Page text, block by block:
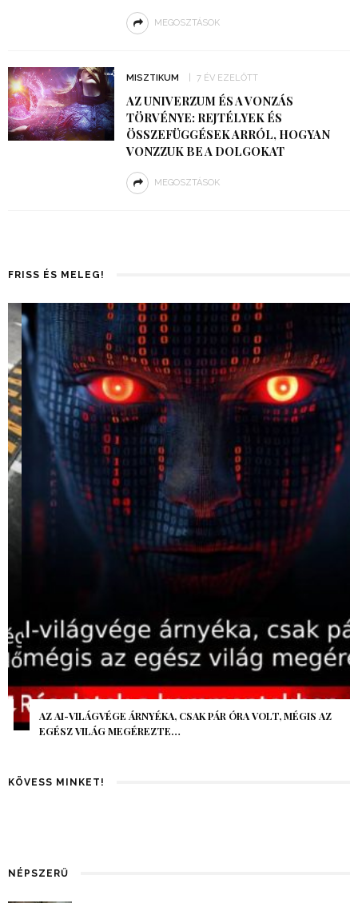
MEGOSZTÁSOK
MISZTIKUM 7 ÉV EZELŐTT
AZ UNIVERZUM ÉS A VONZÁS
TÖRVÉNYE: REJTÉLYEK ÉS
ÖSSZEFÜGGÉSEK ARRÓL, HOGYAN
VONZZUK BE A DOLGOKAT
MEGOSZTÁSOK
FRISS ÉS MELEG!
AZ AI-VILÁGVÉGE ÁRNYÉKA, CSAK PÁR ÓRA VOLT, MÉGIS AZ
EGÉSZ VILÁG MEGÉREZTE…
KÖVESS MINKET!
NÉPSZERŰ